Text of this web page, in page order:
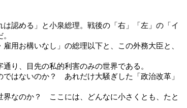
認める」と小泉総理。戦後の「右」「左」の「イ
用お構いなし」の総理以下と、この外務大臣と、
り、目先の私的利害のみの世界である。
はないのか？ あれだけ大騒ぎした「政治改革」
界なのか？ ここには、どんなに小さくとも、たと